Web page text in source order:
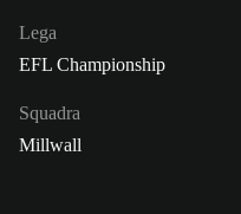
Lega
EFL Championship
Squadra
Millwall